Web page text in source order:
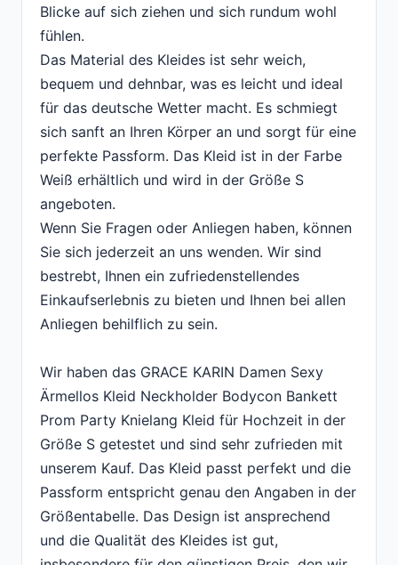
Blicke auf sich ziehen und sich rundum wohl
fühlen.
Das Material des Kleides ist sehr weich,
bequem und dehnbar, was es leicht und ideal
für das deutsche Wetter macht. Es schmiegt
sich sanft an Ihren Körper an und sorgt für eine
perfekte Passform. Das Kleid ist in der Farbe
Weiß erhältlich und wird in der Größe S
angeboten.
Wenn Sie Fragen oder Anliegen haben, können
Sie sich jederzeit an uns wenden. Wir sind
bestrebt, Ihnen ein zufriedenstellendes
Einkaufserlebnis zu bieten und Ihnen bei allen
Anliegen behilflich zu sein.
Wir haben das GRACE KARIN Damen Sexy
Ärmellos Kleid Neckholder Bodycon Bankett
Prom Party Knielang Kleid für Hochzeit in der
Größe S getestet und sind sehr zufrieden mit
unserem Kauf. Das Kleid passt perfekt und die
Passform entspricht genau den Angaben in der
Größentabelle. Das Design ist ansprechend
und die Qualität des Kleides ist gut,